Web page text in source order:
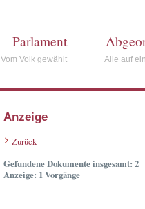
Parlament
Vom Volk gewählt Alle auf
Anzeige
Zurück
Gefundene Dokumente insgesamt: 2
Anzeige: 1 Vorgänge